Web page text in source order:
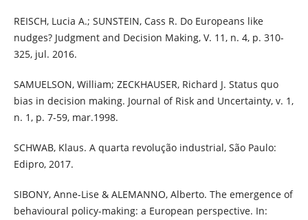
REISCH, Lucia A.; SUNSTEIN, Cass R. Do Europeans like
nudges? Judgment and Decision Making, V. 11, n. 4, p. 310-
325, jul. 2016.
SAMUELSON, William; ZECKHAUSER, Richard J. Status quo
bias in decision making. Journal of Risk and Uncertainty, v. 1,
n. 1, p. 7-59, mar.1998.
SCHWAB, Klaus. A quarta revolução industrial, São Paulo:
Edipro, 2017.
SIBONY, Anne-Lise & ALEMANNO, Alberto. The emergence of
behavioural policy-making: a European perspective. In: